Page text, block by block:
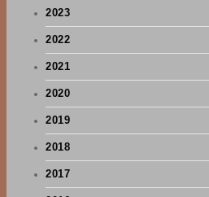
2023
2022
2021
2020
2019
2018
2017